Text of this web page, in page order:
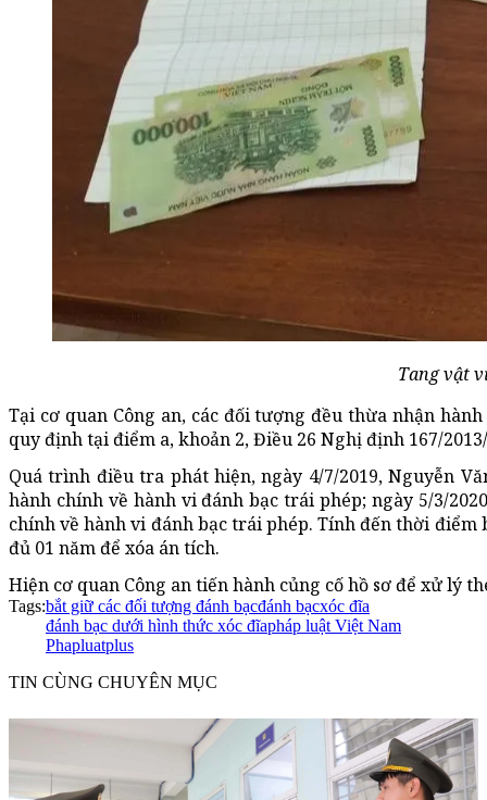
Tang vật
Tại cơ quan Công an, các đối tượng đều thừa nhận
quy định tại điểm a, khoản 2, Điều 26 Nghị định 167/
Quá trình điều tra phát hiện, ngày 4/7/2019, Nguyễn
hành chính về hành vi đánh bạc trái phép; ngày 5/3/
chính về hành vi đánh bạc trái phép. Tính đến thời điểm
đủ 01 năm để xóa án tích.
Hiện cơ quan Công an tiến hành củng cố hồ sơ để xử lý
Tags:bắt giữ các đối tượng đánh bạcđánh bạcxóc đĩa
đánh bạc dưới hình thức xóc đĩapháp luật Việt Nam
Phapluatplus
TIN CÙNG CHUYÊN MỤC